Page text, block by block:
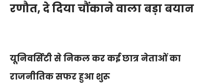
रणौत, दे दिया चौंकाने वाला बड़ा बयान
यूनिवर्सिटी से निकल कर कई छात्र नेताओं का
राजनीतिक सफर हुआ शुरू